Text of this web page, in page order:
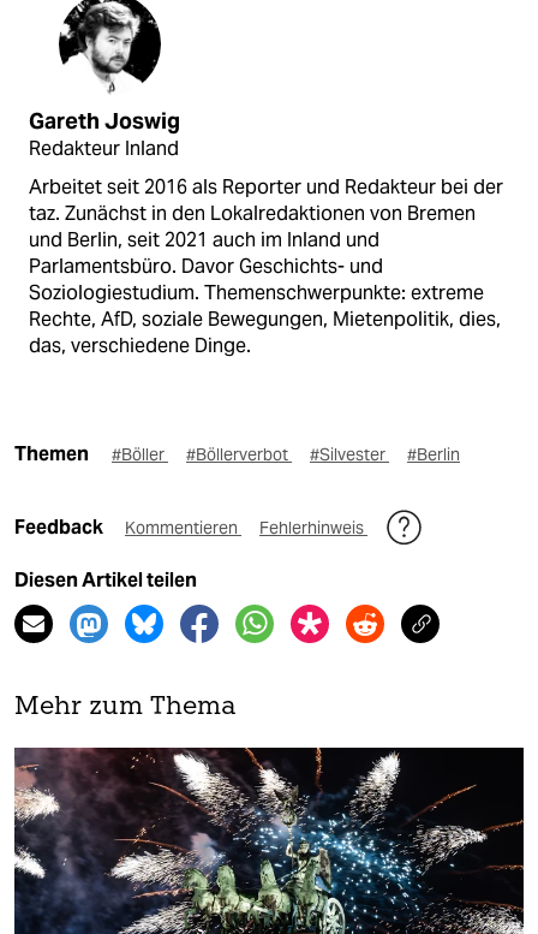
Gareth Joswig
Redakteur Inland
Arbeitet seit 2016 als Reporter und Redakteur bei der
taz. Zunächst in den Lokalredaktionen von Bremen
und Berlin, seit 2021 auch im Inland und
Parlamentsbüro. Davor Geschichts- und
Soziologiestudium. Themenschwerpunkte: extreme
Rechte, AfD, soziale Bewegungen, Mietenpolitik, dies,
das, verschiedene Dinge.
Themen #Böller #Böllerverbot #Silvester #Berlin
Feedback Kommentieren Fehlerhinweis
Diesen Artikel teilen
Mehr zum Thema